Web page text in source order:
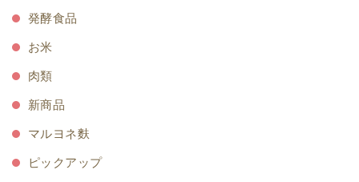
発酵食品
お米
肉類
新商品
マルヨネ麩
ピックアップ